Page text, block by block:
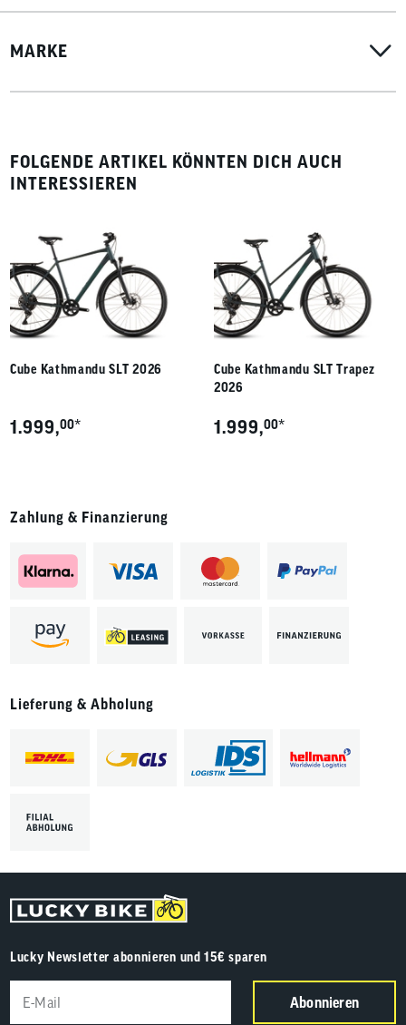
MARKE
FOLGENDE ARTIKEL KÖNNTEN DICH AUCH
INTERESSIEREN
Cube Kathmandu SLT 2026
1.999,00*
Cube Kathmandu SLT Trapez
2026
1.999,00*
Zahlung & Finanzierung
Lieferung & Abholung
Lucky Newsletter abonnieren und 15€ sparen
Abonnieren